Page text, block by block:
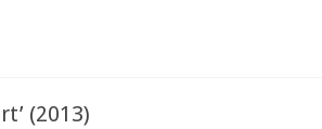
(2013)